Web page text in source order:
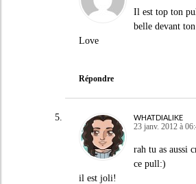
Il est top ton
belle devant
Love
Répondre
WHATDIALIKE
23 janv. 2012 à
rah tu as aussi
ce pull:)
il est joli!